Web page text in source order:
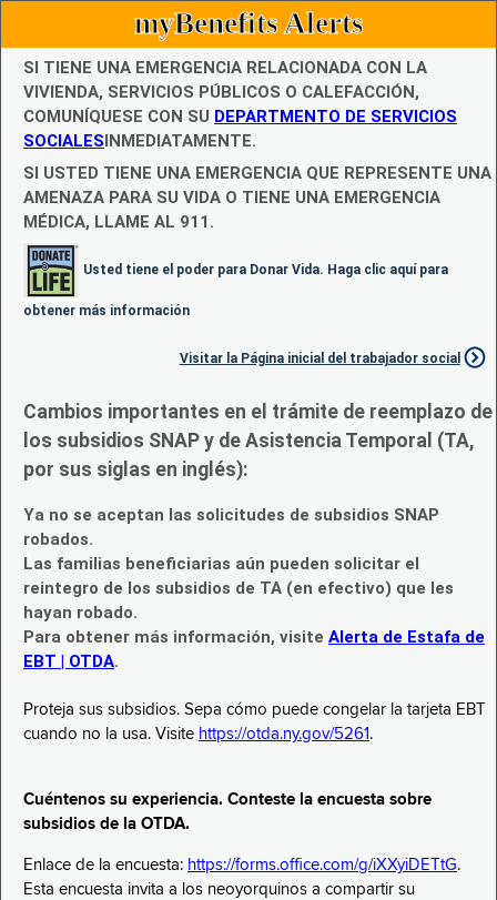
myBenefits Alerts
SI TIENE UNA EMERGENCIA RELACIONADA CON LA
VIVIENDA, SERVICIOS PÚBLICOS O CALEFACCIÓN,
COMUNÍQUESE CON SU DEPARTMENTO DE SERVICIOS
SOCIALESINMEDIATAMENTE.
SI USTED TIENE UNA EMERGENCIA QUE REPRESENTE UNA
AMENAZA PARA SU VIDA O TIENE UNA EMERGENCIA
MÉDICA, LLAME AL 911.
Usted tiene el poder para Donar Vida. Haga clic aquí para
obtener más información
Visitar la Página inicial del trabajador social
Cambios importantes en el trámite de reemplazo de
los subsidios SNAP y de Asistencia Temporal (TA,
por sus siglas en inglés):
Ya no se aceptan las solicitudes de subsidios SNAP
robados.
Las familias beneficiarias aún pueden solicitar el
reintegro de los subsidios de TA (en efectivo) que les
hayan robado.
Para obtener más información, visite Alerta de Estafa de
EBT | OTDA.
Proteja sus subsidios. Sepa cómo puede congelar la tarjeta EBT
cuando no la usa. Visite https://otda.ny.gov/5261 .
Cuéntenos su experiencia. Conteste la encuesta sobre
subsidios de la OTDA.
Enlace de la encuesta: https://forms.office.com/g/iXXyiDETtG.
Esta encuesta invita a los neoyorquinos a compartir su